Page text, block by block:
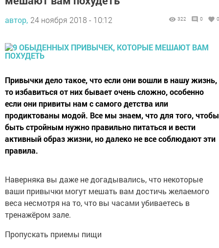
автор, 24 ноября 2018 - 10:12 322 0 0
Привычки дело такое, что если они вошли в нашу жизнь,
то избавиться от них бывает очень сложно, особенно
если они привиты нам с самого детства или
продиктованы модой. Все мы знаем, что для того, чтобы
быть стройным нужно правильно питаться и вести
активный образ жизни, но далеко не все соблюдают эти
правила.
Наверняка вы даже не догадывались, что некоторые
ваши привычки могут мешать вам достичь желаемого
веса несмотря на то, что вы часами убиваетесь в
тренажёром зале.
Пропускать приемы пищи